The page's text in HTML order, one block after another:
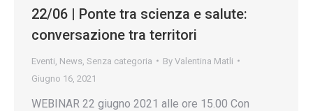
22/06 | Ponte tra scienza e salute:
conversazione tra territori
Eventi News Senza categoria By Valentina Matli
Giugno 16, 2021
WEBINAR 22 giugno 2021 alle ore 15.00 Con